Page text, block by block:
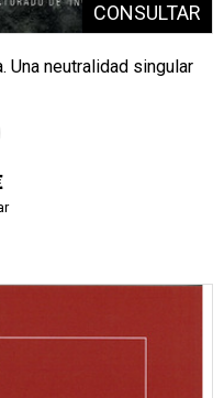
Una neutralidad singular